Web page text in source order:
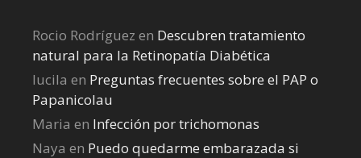
Rocio Rodríguez en Descubren tratamiento
natural para la Retinopatía Diabética
lucila en Preguntas frecuentes sobre el PAP o
Papanicolau
Maria en Infección por trichomonas
Naya en Puedo quedarme embarazada si